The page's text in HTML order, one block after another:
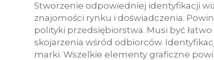
Stworzenie odpowiedniej identyfikacji
znajomości rynku i doświadczenia.
polityki przedsiębiorstwa. Musi być
skojarzenia wśród odbiorców.
marki. Wszelkie elementy graficzne